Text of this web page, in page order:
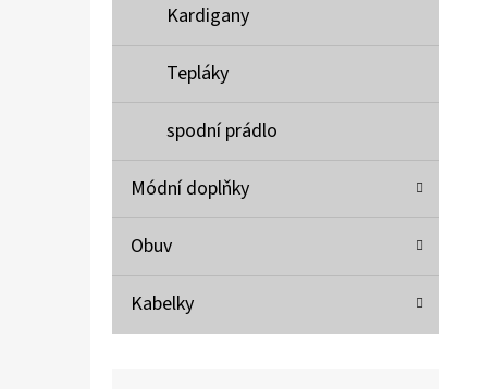
Kardigany
Tepláky
spodní prádlo
Módní doplňky
Obuv
Kabelky